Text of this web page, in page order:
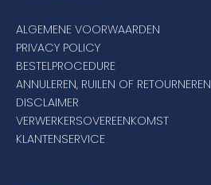
ALGEMENE VOORWAARDEN
PRIVACY POLICY
BESTELPROCEDURE
ANNULEREN, RUILEN OF RETOURNEREN
DISCLAIMER
VERWERKERSOVEREENKOMST
KLANTENSERVICE